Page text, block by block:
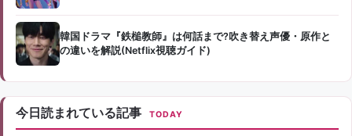
韓国ドラマ『鉄槌教師』は何話まで?吹き替え声優・原作と
の違いを解説(Netflix視聴ガイド)
今日読まれている記事 TODAY